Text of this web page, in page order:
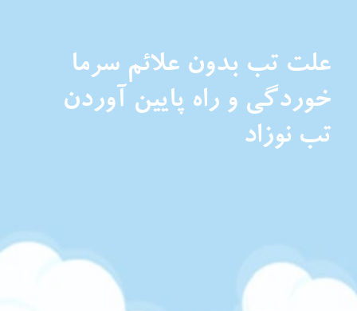
علت تب بدون علائم سرما
خوردگی و راه پایین آوردن
تب نوزاد